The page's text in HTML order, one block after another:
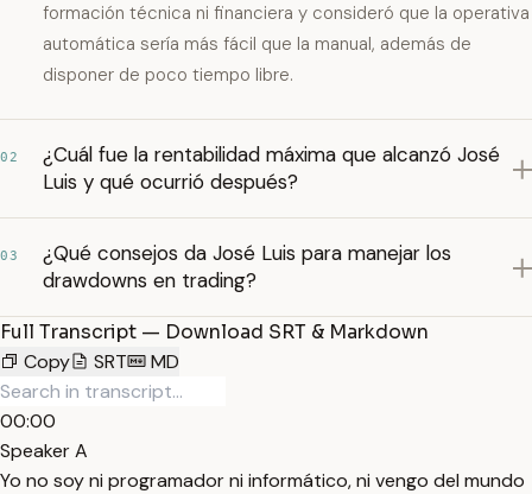
formación técnica ni financiera y consideró que la operativa
automática sería más fácil que la manual, además de
disponer de poco tiempo libre.
02
¿Cuál fue la rentabilidad máxima que alcanzó José
Luis y qué ocurrió después?
03
¿Qué consejos da José Luis para manejar los
drawdowns en trading?
Full Transcript — Download SRT & Markdown
Copy
SRT MD
00:00
Speaker A
Yo no soy ni programador ni informático, ni vengo del mundo